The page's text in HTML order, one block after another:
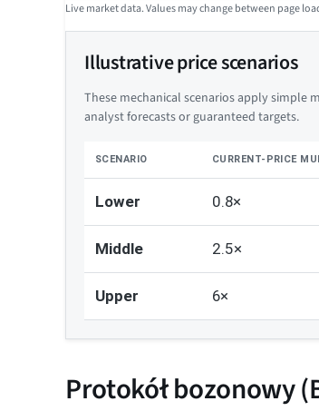
Live market data. Values may change between page
Illustrative price scenarios
These mechanical scenarios apply simple
analyst forecasts or guaranteed targets.
SCENARIO CURRENT-PRICE
Lower 0.8×
Middle 2.5×
Upper 6×
Protokół bozonowy